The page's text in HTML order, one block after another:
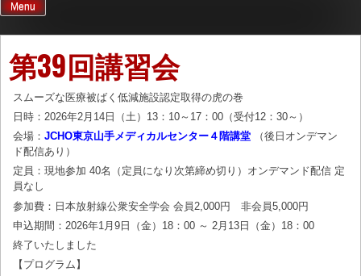
Menu
第39回講習会
スムーズな医療被ばく低減施設認定取得の虎の巻
日時：2026年2月14日（土）13：10～17：00（受付12：30～）
会場：JCHO東京山手メディカルセンター４階講堂 （後日オンデマン
ド配信あり）
定員：現地参加 40名（定員になり次第締め切り）オンデマンド配信 定
員なし
参加費：日本放射線公衆安全学会 会員2,000円 非会員5,000円
申込期間：2026年1月9日（金）18：00 ～ 2月13日（金）18：00
終了いたしました
【プログラム】